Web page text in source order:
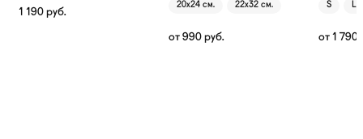
1 190 руб.
20х24 см. 22х32 см.
от 990 руб.
S L
от 1 790